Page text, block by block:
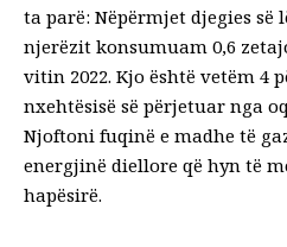
ta parë: Nëpërmjet djegies së
njerëzit konsumuam 0,6
vitin 2022. Kjo është vetëm 4
nxehtësisë së përjetuar nga
Njoftoni fuqinë e madhe të
energjinë diellore që hyn të
hapësirë.